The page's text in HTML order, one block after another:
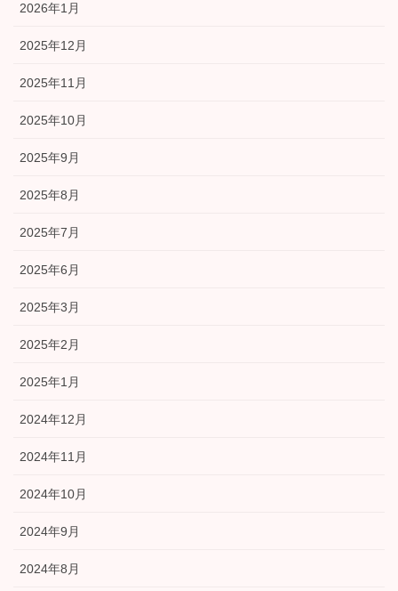
2026年1月
2025年12月
2025年11月
2025年10月
2025年9月
2025年8月
2025年7月
2025年6月
2025年3月
2025年2月
2025年1月
2024年12月
2024年11月
2024年10月
2024年9月
2024年8月